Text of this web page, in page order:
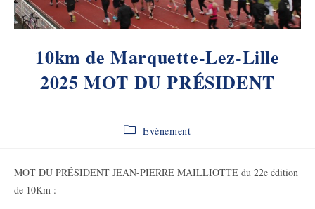
10km de Marquette-Lez-Lille
2025 MOT DU PRÉSIDENT
Post Evènement
MOT DU PRÉSIDENT JEAN-PIERRE MAILLIOTTE du 22e édition
de 10Km :